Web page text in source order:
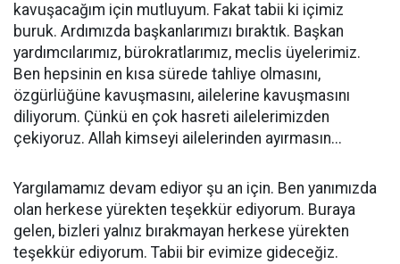
kavuşacağım için mutluyum. Fakat tabii ki içimiz
buruk. Ardımızda başkanlarımızı bıraktık. Başkan
yardımcılarımız, bürokratlarımız, meclis üyelerimiz.
Ben hepsinin en kısa sürede tahliye olmasını,
özgürlüğüne kavuşmasını, ailelerine kavuşmasını
diliyorum. Çünkü en çok hasreti ailelerimizden
çekiyoruz. Allah kimseyi ailelerinden ayırmasın...
Yargılamamız devam ediyor şu an için. Ben yanımızda
olan herkese yürekten teşekkür ediyorum. Buraya
gelen, bizleri yalnız bırakmayan herkese yürekten
teşekkür ediyorum. Tabii bir evimize gideceğiz.